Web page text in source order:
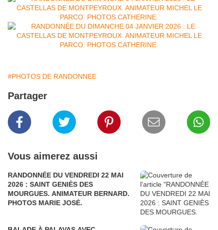
#PHOTOS DE RANDONNEE
Partager
Vous aimerez aussi
RANDONNÉE DU VENDREDI 22 MAI
2026 : SAINT GENIÈS DES
MOURGUES. ANIMATEUR BERNARD.
PHOTOS MARIE JOSÉ.